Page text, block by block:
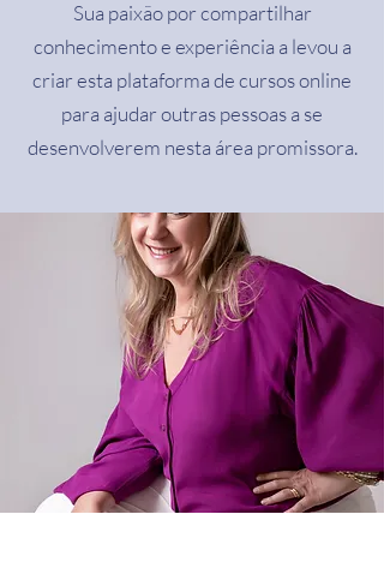
Sua paixão por compartilhar
conhecimento e experiência a levou a
criar esta plataforma de cursos online
para ajudar outras pessoas a se
desenvolverem nesta área promissora.